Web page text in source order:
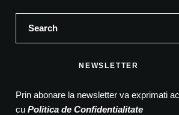
NEWSLETTER
Prin abonare la newsletter va exprimati
cu Politica de Confidentialitate